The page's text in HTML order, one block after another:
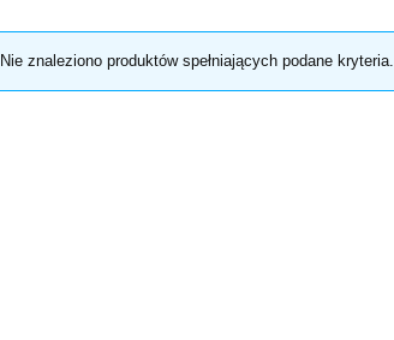
Nie znaleziono produktów spełniających podane kryteria.